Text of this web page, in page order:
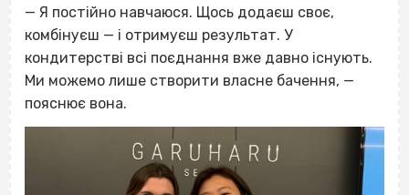
— Я постійно навчаюся. Щось додаєш своє,
комбінуєш — і отримуєш результат. У
кондитерстві всі поєднання вже давно існують.
Ми можемо лише створити власне бачення, —
пояснює вона.